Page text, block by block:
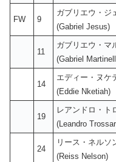
FW 9
ガブリエウ・ジ
(Gabriel Jesus)
11
ガブリエウ・マ
(Gabriel
14
エディー・ヌケ
(Eddie Nketiah)
19
レアンドロ・ト
(Leandro
24
リース・ネルソ
(Reiss Nelson)